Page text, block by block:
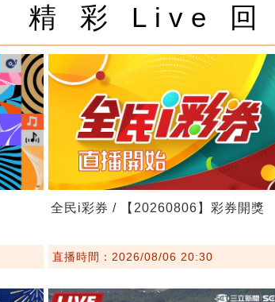
精 彩 Live 回
全民i彩券 / 【20260806】彩券開獎
直播時間：2026/08/06 20:30